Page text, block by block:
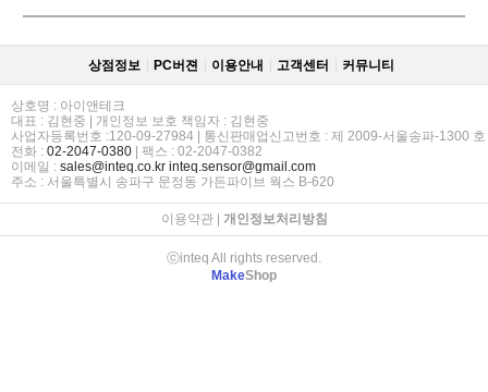
상점정보 PC버젼 이용안내 고객센터 커뮤니티
상호명 : 아이앤테크
대표 : 김현중 | 개인정보 보호 책임자 : 김현중
사업자등록번호 :120-09-27984 | 통신판매업신고번호 : 제 2009-서울송파-1300 호
전화 : 02-2047-0380 | 팩스 : 02-2047-0382
이메일 : sales@inteq.co.kr inteq.sensor@gmail.com
주소 : 서울특별시 송파구 문정동 가든파이브 웍스 B-620
이용약관| 개인정보처리방침
ⓒinteq All rights reserved.
MakeShop